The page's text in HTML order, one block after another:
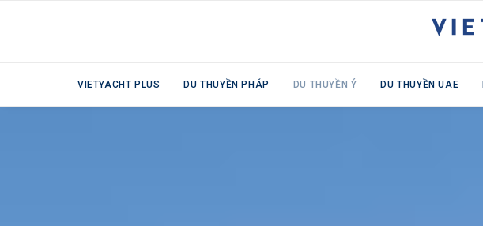
VIETYACHT PLUS DU THUYỀN PHÁP DU THUYỀN Ý DU THUYỀN UAE